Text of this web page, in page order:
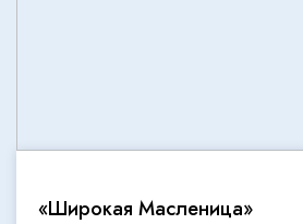
«Широкая Масленица»